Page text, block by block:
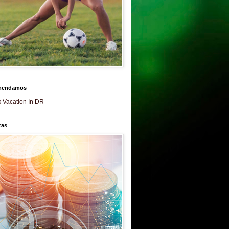
Vacation In DR